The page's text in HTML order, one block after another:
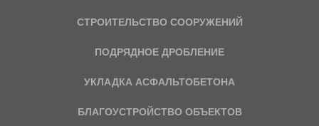
СТРОИТЕЛЬСТВО СООРУЖЕНИЙ
ПОДРЯДНОЕ ДРОБЛЕНИЕ
УКЛАДКА АСФАЛЬТОБЕТОНА
БЛАГОУСТРОЙСТВО ОБЪЕКТОВ